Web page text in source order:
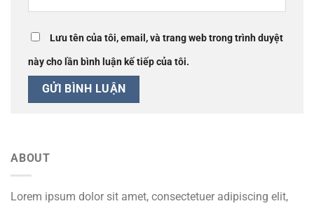
Lưu tên của tôi, email, và trang web trong trình duyệt
này cho lần bình luận kế tiếp của tôi.
ABOUT
Lorem ipsum dolor sit amet, consectetuer adipiscing elit,